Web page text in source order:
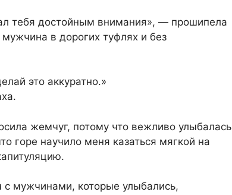
тебя достойным внимания», — прошипела
в дорогих туфлях и без
это аккуратно.»
жемчуг, потому что вежливо улыбалась
горе научило меня казаться мягкой на
с мужчинами, которые улыбались,